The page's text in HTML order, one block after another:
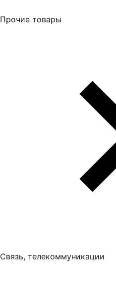
Прочие товары
Связь, телекоммуникации